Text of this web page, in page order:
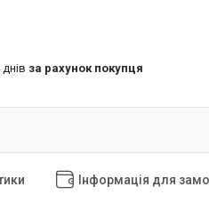
за рахунок покупця
Інформація для